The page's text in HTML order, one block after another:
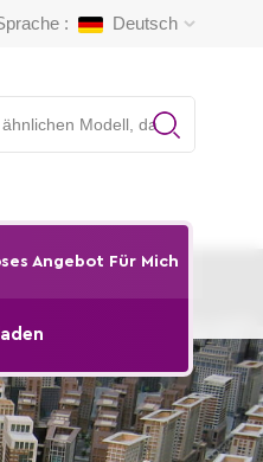
: Deutsch
Angebot Für Mich